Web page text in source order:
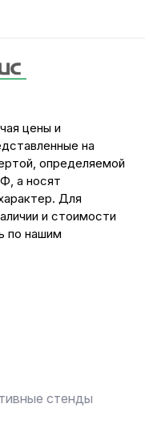
цены и
на
определяемой
а носят
Для
и стоимости
по нашим
стенды